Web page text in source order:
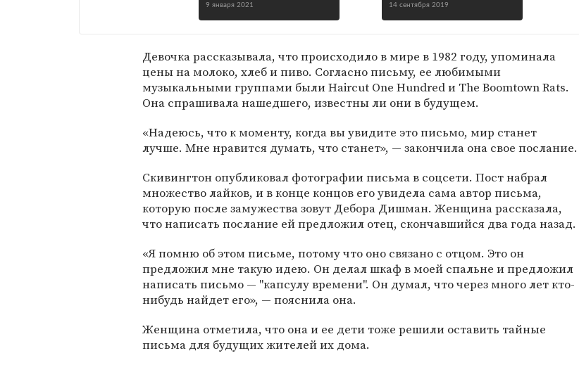
9 января 2021 14 сентября 2019
Девочка рассказывала, что происходило в мире в 1982 году, упоминала
цены на молоко, хлеб и пиво. Согласно письму, ее любимыми
музыкальными группами были Haircut One Hundred и The Boomtown Rats.
Она спрашивала нашедшего, известны ли они в будущем.
«Надеюсь, что к моменту, когда вы увидите это письмо, мир станет
лучше. Мне нравится думать, что станет», — закончила она свое послание.
Скивингтон опубликовал фотографии письма в соцсети. Пост набрал
множество лайков, и в конце концов его увидела сама автор письма,
которую после замужества зовут Дебора Дишман. Женщина рассказала,
что написать послание ей предложил отец, скончавшийся два года назад.
«Я помню об этом письме, потому что оно связано с отцом. Это он
предложил мне такую идею. Он делал шкаф в моей спальне и предложил
написать письмо — "капсулу времени". Он думал, что через много лет кто-
нибудь найдет его», — пояснила она.
Женщина отметила, что она и ее дети тоже решили оставить тайные
письма для будущих жителей их дома.